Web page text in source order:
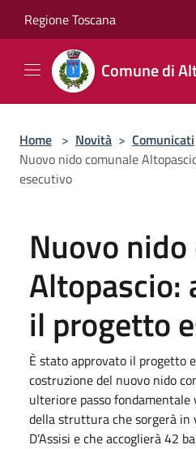
Regione Toscana
Comune di
Home > Novità > Comunicati
Nuovo nido comunale
esecutivo
Nuovo
Altopascio:
il progetto
È stato approvato il progetto
costruzione del nuovo nido
ulteriore passo fondamentale
della struttura che sorgerà in
D’Assisi e che accoglierà 42